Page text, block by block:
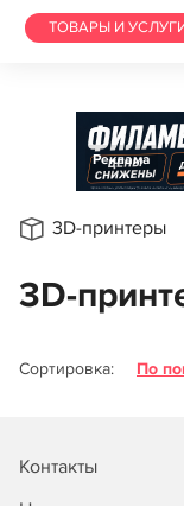
ТОВАРЫ И
Реклама
3D-принтеры
3D-
Сортировка: По
Контакты